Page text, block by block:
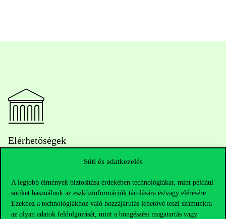
Süti és adatkezelés
A legjobb élmények biztosítása érdekében technológiákat, mint például
sütiket használunk az eszközinformációk tárolására és/vagy elérésére.
Ezekhez a technológiákhoz való hozzájárulás lehetővé teszi számunkra
az olyan adatok feldolgozását, mint a böngészési magatartás vagy
Elérhetőségek
Telefonszám:+36 1 482 5000
Kérdésed van a felvételivel kapcsolatban?